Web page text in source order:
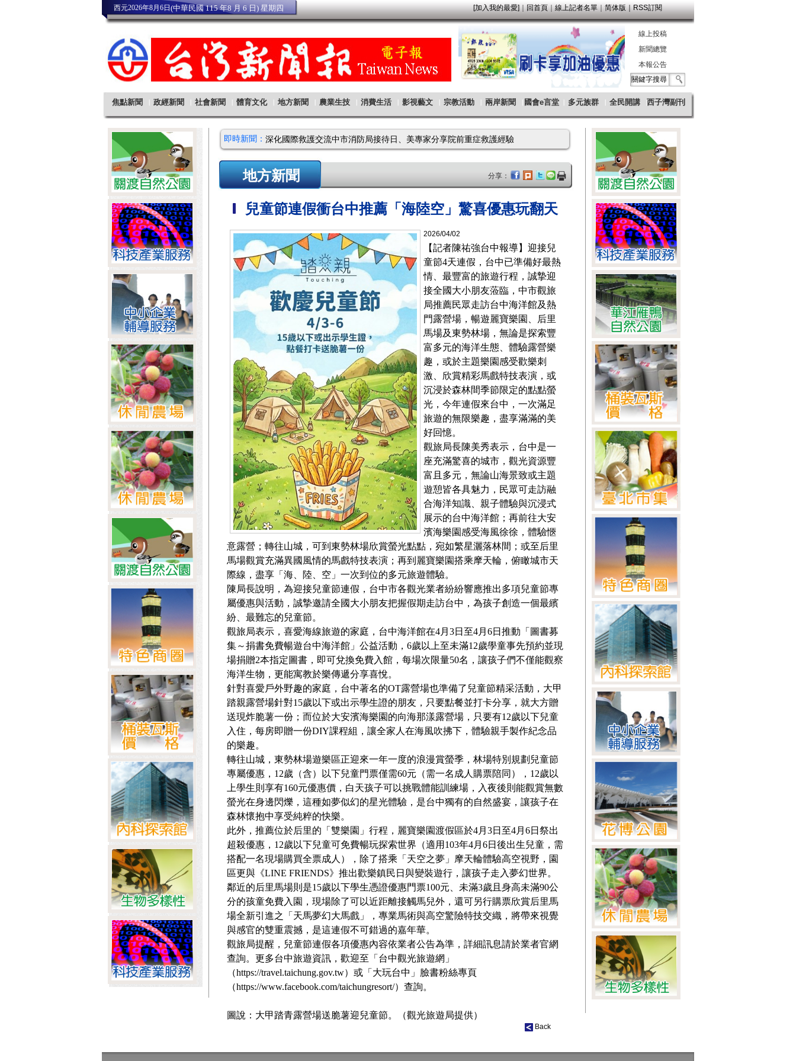
即時新聞：
地方新聞 分享：
兒童節連假衝台中推薦「海陸空」驚喜優惠玩翻天
2026/04/02
【記者陳祐強台中報導】迎接兒
童節4天連假，台中已準備好最熱
情、最豐富的旅遊行程，誠摯迎
接全國大小朋友蒞臨，中市觀旅
局推薦民眾走訪台中海洋館及熱
門露營場，暢遊麗寶樂園、后里
馬場及東勢林場，無論是探索豐
富多元的海洋生態、體驗露營樂
趣，或於主題樂園感受歡樂刺
激、欣賞精彩馬戲特技表演，或
沉浸於森林間季節限定的點點螢
光，今年連假來台中，一次滿足
旅遊的無限樂趣，盡享滿滿的美
好回憶。
觀旅局長陳美秀表示，台中是一
座充滿驚喜的城市，觀光資源豐
富且多元，無論山海景致或主題
遊憩皆各具魅力，民眾可走訪融
合海洋知識、親子體驗與沉浸式
展示的台中海洋館；再前往大安
濱海樂園感受海風徐徐，體驗愜
意露營；轉往山城，可到東勢林場欣賞螢光點點，宛如繁星灑落林間；或至后里
馬場觀賞充滿異國風情的馬戲特技表演；再到麗寶樂園搭乘摩天輪，俯瞰城市天
際線，盡享「海、陸、空」一次到位的多元旅遊體驗。
陳局長說明，為迎接兒童節連假，台中市各觀光業者紛紛響應推出多項兒童節專
屬優惠與活動，誠摯邀請全國大小朋友把握假期走訪台中，為孩子創造一個最繽
紛、最難忘的兒童節。
觀旅局表示，喜愛海線旅遊的家庭，台中海洋館在4月3日至4月6日推動「圖書募
集～捐書免費暢遊台中海洋館」公益活動，6歲以上至未滿12歲學童事先預約並現
場捐贈2本指定圖書，即可兌換免費入館，每場次限量50名，讓孩子們不僅能觀察
海洋生物，更能寓教於樂傳遞分享喜悅。
針對喜愛戶外野趣的家庭，台中著名的OT露營場也準備了兒童節精采活動，大甲
踏親露營場針對15歲以下或出示學生證的朋友，只要點餐並打卡分享，就大方贈
送現炸脆薯一份；而位於大安濱海樂園的向海那漾露營場，只要有12歲以下兒童
入住，每房即贈一份DIY課程組，讓全家人在海風吹拂下，體驗親手製作紀念品
的樂趣。
轉往山城，東勢林場遊樂區正迎來一年一度的浪漫賞螢季，林場特別規劃兒童節
專屬優惠，12歲（含）以下兒童門票僅需60元（需一名成人購票陪同），12歲以
上學生則享有160元優惠價，白天孩子可以挑戰體能訓練場，入夜後則能觀賞無數
螢光在身邊閃爍，這種如夢似幻的星光體驗，是台中獨有的自然盛宴，讓孩子在
森林懷抱中享受純粹的快樂。
此外，推薦位於后里的「雙樂園」行程，麗寶樂園渡假區於4月3日至4月6日祭出
超殺優惠，12歲以下兒童可免費暢玩探索世界（適用103年4月6日後出生兒童，需
搭配一名現場購買全票成人），除了搭乘「天空之夢」摩天輪體驗高空視野，園
區更與《LINE FRIENDS》推出歡樂鎮民日與變裝遊行，讓孩子走入夢幻世界。
鄰近的后里馬場則是15歲以下學生憑證優惠門票100元、未滿3歲且身高未滿90公
分的孩童免費入園，現場除了可以近距離接觸馬兒外，還可另行購票欣賞后里馬
場全新引進之「天馬夢幻大馬戲」，專業馬術與高空驚險特技交織，將帶來視覺
與感官的雙重震撼，是這連假不可錯過的嘉年華。
觀旅局提醒，兒童節連假各項優惠內容依業者公告為準，詳細訊息請於業者官網
查詢。更多台中旅遊資訊，歡迎至「台中觀光旅遊網」
（https://travel.taichung.gov.tw）或「大玩台中」臉書粉絲專頁
（https://www.facebook.com/taichungresort/）查詢。
圖說：大甲踏青露營場送脆薯迎兒童節。（觀光旅遊局提供）
Back